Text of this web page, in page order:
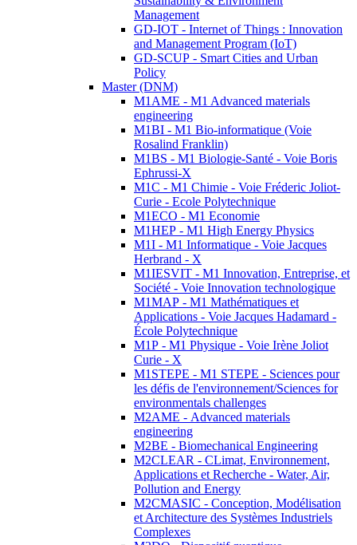
Management
GD-IOT - Internet of Things : Innovation
and Management Program (IoT)
GD-SCUP - Smart Cities and Urban
Policy
Master (DNM)
M1AME - M1 Advanced materials
engineering
M1BI - M1 Bio-informatique (Voie
Rosalind Franklin)
M1BS - M1 Biologie-Santé - Voie Boris
Ephrussi-X
M1C - M1 Chimie - Voie Fréderic Joliot-
Curie - Ecole Polytechnique
M1ECO - M1 Economie
M1HEP - M1 High Energy Physics
M1I - M1 Informatique - Voie Jacques
Herbrand - X
M1IESVIT - M1 Innovation, Entreprise, et
Société - Voie Innovation technologique
M1MAP - M1 Mathématiques et
Applications - Voie Jacques Hadamard -
École Polytechnique
M1P - M1 Physique - Voie Irène Joliot
Curie - X
M1STEPE - M1 STEPE - Sciences pour
les défis de l'environnement/Sciences for
environmentals challenges
M2AME - Advanced materials
engineering
M2BE - Biomechanical Engineering
M2CLEAR - CLimat, Environnement,
Applications et Recherche - Water, Air,
Pollution and Energy
M2CMASIC - Conception, Modélisation
et Architecture des Systèmes Industriels
Complexes